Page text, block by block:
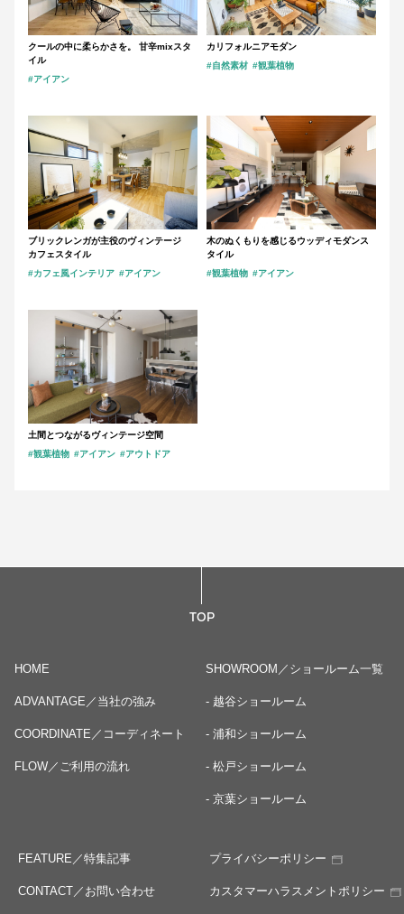
クールの中に柔らかさを。 甘辛mixスタ
イル
#アイアン
カリフォルニアモダン
#自然素材 #観葉植物
ブリックレンガが主役のヴィンテージ
カフェスタイル
#カフェ風インテリア #アイアン
木のぬくもりを感じるウッディモダンス
タイル
#観葉植物 #アイアン
土間とつながるヴィンテージ空間
#観葉植物 #アイアン #アウトドア
TOP
HOME
ADVANTAGE／当社の強み
COORDINATE／コーディネート
FLOW／ご利用の流れ
SHOWROOM／ショールーム一覧
- 越谷ショールーム
- 浦和ショールーム
- 松戸ショールーム
- 京葉ショールーム
FEATURE／特集記事
CONTACT／お問い合わせ
プライバシーポリシー
カスタマーハラスメントポリシー